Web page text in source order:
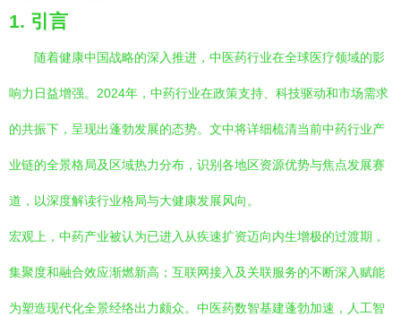
1. 引言
随着健康中国战略的深入推进，中医药行业在全球医疗领域的影
响力日益增强。2024年，中药行业在政策支持、科技驱动和市场需求
的共振下，呈现出蓬勃发展的态势。文中将详细梳清当前中药行业产
业链的全景格局及区域热力分布，识别各地区资源优势与焦点发展赛
道，以深度解读行业格局与大健康发展风向。
宏观上，中药产业被认为已进入从疾速扩资迈向内生增极的过渡期，
集聚度和融合效应渐燃新高；互联网接入及关联服务的不断深入赋能
为塑造现代化全景经络出力颇众。中医药数智基建蓬勃加速，人工智